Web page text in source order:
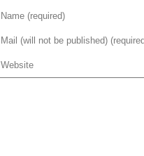
Name (required)
Mail (will not be published)
Website